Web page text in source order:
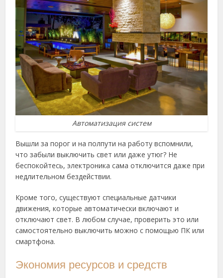
Автоматизация систем
Вышли за порог и на полпути на работу вспомнили,
что забыли выключить свет или даже утюг? Не
беспокойтесь, электроника сама отключится даже при
недлительном бездействии.
Кроме того, существуют специальные датчики
движения, которые автоматически включают и
отключают свет. В любом случае, проверить это или
самостоятельно выключить можно с помощью ПК или
смартфона.
Экономия ресурсов и средств